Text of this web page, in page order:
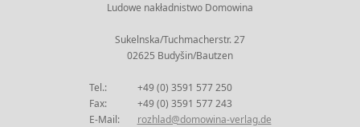
Ludowe nakładnistwo Domowina
Sukelnska/Tuchmacherstr. 27
02625 Budyšin/Bautzen
Tel.:
+49 (0) 3591 577 250
Fax:
+49 (0) 3591 577 243
E-Mail:
rozhlad@domowina-verlag.de